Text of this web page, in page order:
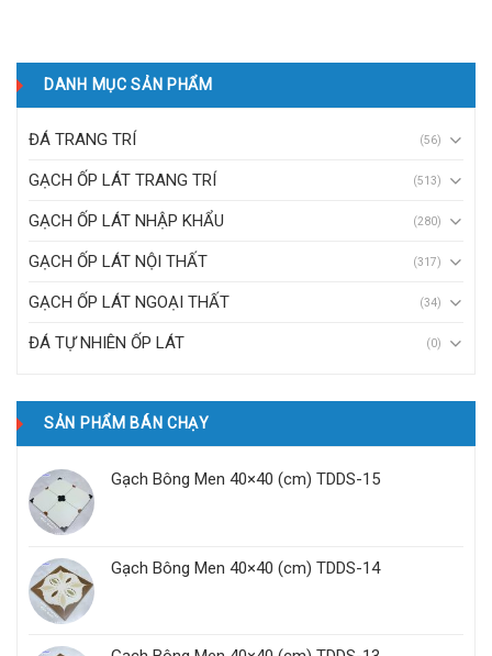
DANH MỤC SẢN PHẨM
ĐÁ TRANG TRÍ (56)
GẠCH ỐP LÁT TRANG TRÍ (513)
GẠCH ỐP LÁT NHẬP KHẨU (280)
GẠCH ỐP LÁT NỘI THẤT (317)
GẠCH ỐP LÁT NGOẠI THẤT (34)
ĐÁ TỰ NHIÊN ỐP LÁT (0)
SẢN PHẨM BÁN CHẠY
Gạch Bông Men 40×40 (cm) TDDS-15
Gạch Bông Men 40×40 (cm) TDDS-14